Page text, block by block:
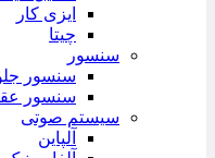
ایزی کار
چیتا
سنسور
سنسور
سنسور
سیستم صوتی
آلپاین